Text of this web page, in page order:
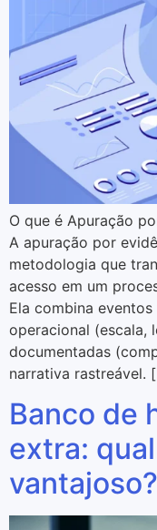
O que é Apuração
A apuração por
metodologia que
acesso em um
Ela combina
operacional (escala,
documentadas
narrativa rastreável.
Banco de
extra:
vantajoso?